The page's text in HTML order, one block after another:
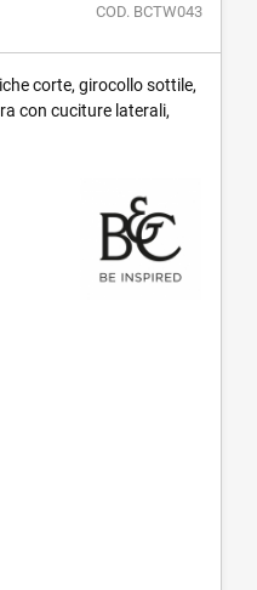
COD. BCTW043
corte, girocollo sottile,
con cuciture laterali,